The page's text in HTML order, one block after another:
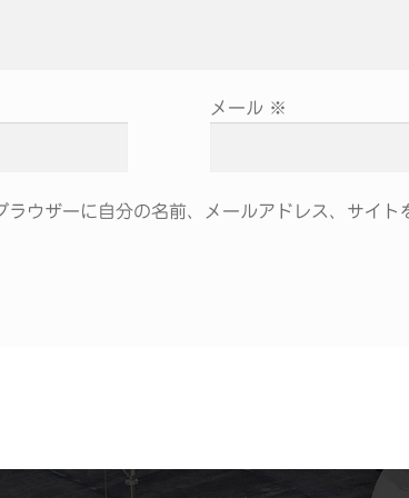
メール ※
ウザーに自分の名前、メールアドレス、サイト